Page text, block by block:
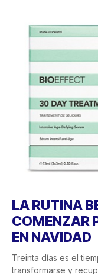
LA RUTINA
COMENZAR
EN NAVIDAD
Treinta días es el
transformarse y